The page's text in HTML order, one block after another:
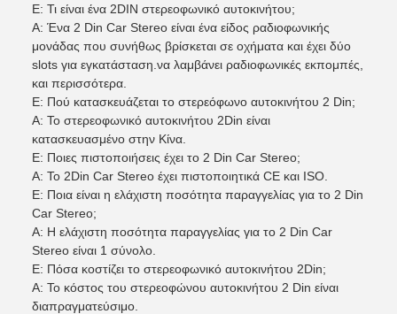
Ε: Τι είναι ένα 2DIN στερεοφωνικό αυτοκινήτου;
Α: Ένα 2 Din Car Stereo είναι ένα είδος ραδιοφωνικής
μονάδας που συνήθως βρίσκεται σε οχήματα και έχει δύο
slots για εγκατάσταση.να λαμβάνει ραδιοφωνικές εκπομπές,
και περισσότερα.
Ε: Πού κατασκευάζεται το στερεόφωνο αυτοκινήτου 2 Din;
Α: Το στερεοφωνικό αυτοκινήτου 2Din είναι
κατασκευασμένο στην Κίνα.
Ε: Ποιες πιστοποιήσεις έχει το 2 Din Car Stereo;
Α: Το 2Din Car Stereo έχει πιστοποιητικά CE και ISO.
Ε: Ποια είναι η ελάχιστη ποσότητα παραγγελίας για το 2 Din
Car Stereo;
Α: Η ελάχιστη ποσότητα παραγγελίας για το 2 Din Car
Stereo είναι 1 σύνολο.
Ε: Πόσα κοστίζει το στερεοφωνικό αυτοκινήτου 2Din;
Α: Το κόστος του στερεοφώνου αυτοκινήτου 2 Din είναι
διαπραγματεύσιμο.